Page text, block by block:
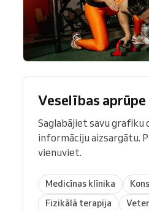
Veselības aprūpe
Saglabājiet savu grafiku
informāciju aizsargātu.
vienuviet.
Medicīnas klīnika
Fizikālā terapija